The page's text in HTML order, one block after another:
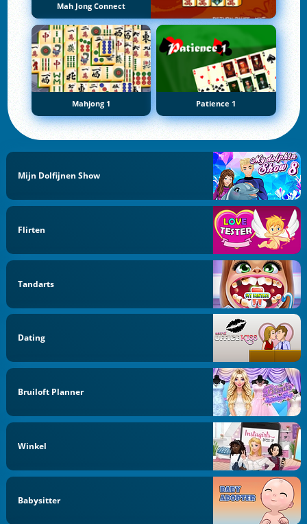
Mah Jong Connect
Mahjong 1 Patience 1
Mijn Dolfijnen Show
Flirten
Tandarts
Dating
Bruiloft Planner
Winkel
Babysitter